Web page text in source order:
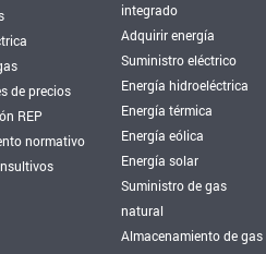
de precios
REP
normativo
integrado
Adquirir energía
Suministro eléctrico
Energía hidroeléctrica
Energía térmica
Energía eólica
Energía solar
Suministro de gas
natural
Almacenamiento de gas